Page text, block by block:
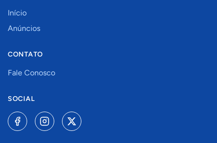
Início
Anúncios
CONTATO
Fale Conosco
SOCIAL